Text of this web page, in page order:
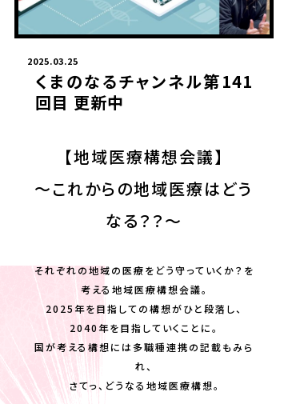
2025.03.25
くまのなるチャンネル第141
回目 更新中
【地域医療構想会議】
～これからの地域医療はどう
なる？？～
それぞれの地域の医療をどう守っていくか？を
考える地域医療構想会議。
2025年を目指しての構想がひと段落し、
2040年を目指していくことに。
国が考える構想には多職種連携の記載もみら
れ、
さてっ、どうなる地域医療構想。